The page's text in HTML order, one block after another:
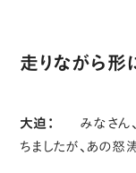
走りながら形
大迫：
みなさん
ちましたが、あの怒